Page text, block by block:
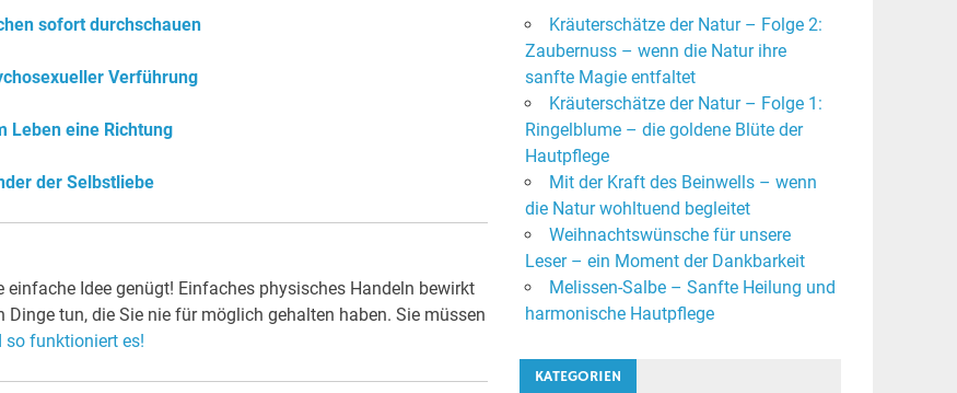
sofort durchschauen
Verführung
Leben eine Richtung
der Selbstliebe
Idee genügt! Einfaches physisches Handeln bewirkt
tun, die Sie nie für möglich gehalten haben. Sie müssen
so funktioniert es!
Kräuterschätze der Natur – Folge 2:
Zaubernuss – wenn die Natur ihre
sanfte Magie entfaltet
Kräuterschätze der Natur – Folge 1:
Ringelblume – die goldene Blüte der
Hautpflege
Mit der Kraft des Beinwells – wenn
die Natur wohltuend begleitet
Weihnachtswünsche für unsere
Leser – ein Moment der Dankbarkeit
Melissen-Salbe – Sanfte Heilung und
harmonische Hautpflege
KATEGORIEN